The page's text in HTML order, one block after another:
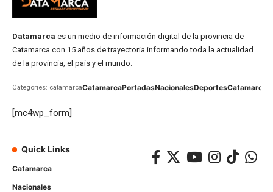
Datamarca es un medio de información digital de la provincia de
Catamarca con 15 años de trayectoria informando toda la actualidad
de la provincia, el país y el mundo.
Categories: catamarcaCatamarcaPortadasNacionalesDeportesCatamarca
[mc4wp_form]
Quick Links
Catamarca
Nacionales